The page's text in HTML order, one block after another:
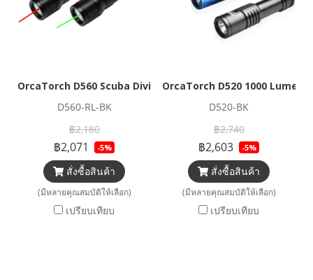
OrcaTorch D560 Scuba Diving Laser Dive Light​
D560-RL-BK
฿2,180
฿2,071 -5%
สั่งซื้อสินค้า
(มีหลายคุณสมบัติให้เลือก)
เปรียบเทียบ
OrcaTorch D520 1000
D520-BK
฿2,740
฿2,603 -5%
สั่งซื้อสินค้า
(มีหลายคุณสมบัติให้เลือก)
เปรียบเทียบ